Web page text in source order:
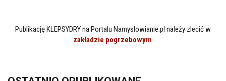
Publikację KLEPSYDRY na Portalu Namyslowianie.pl należy zlecić w
zakładzie pogrzebowym